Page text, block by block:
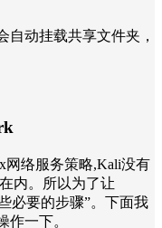
自动挂载共享文件夹，
网络服务策略,Kali没有
内。所以为了让
必要的步骤”。下面我
作一下。